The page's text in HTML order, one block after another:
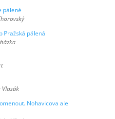
pálené
Pražská pálená
Vlasák
Nohavicova ale